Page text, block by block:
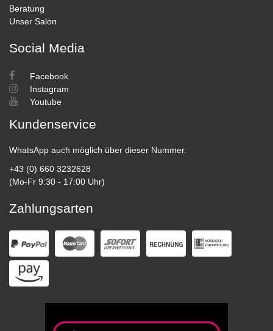
Beratung
Unser Salon
Social Media
Facebook
Instagram
Youtube
Kundenservice
WhatsApp auch möglich über dieser Nummer.
+43 (0) 660 3232628
(Mo-Fr 9:30 - 17:00 Uhr)
Zahlungsarten